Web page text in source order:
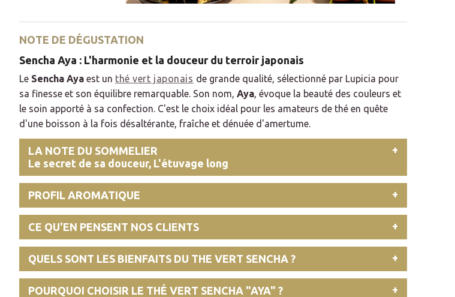
NOTE DE DÉGUSTATION
Sencha Aya : L'harmonie et la douceur du terroir japonais
Le Sencha Aya est un thé vert japonais de grande qualité, sélectionné par Lupicia pour
sa finesse et son équilibre remarquable. Son nom, Aya, évoque la beauté des couleurs et
le soin apporté à sa confection. C'est le choix idéal pour les amateurs de thé en quête
d'une boisson à la fois désaltérante, fraîche et dénuée d'amertume.
LA NOTE DU SOMMELIER
Le secret de sa douceur, L'étuvage long
PROFIL AROMATIQUE
CE QU'EN PENSENT NOS CLIENTS
QUELS SONT LES BIENFAITS DU THE VERT SENCHA ?
POURQUOI CHOISIR LE THÉ VERT SENCHA "AYA" ?